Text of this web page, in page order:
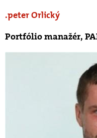
peter Orlický
Portfólio manažér,